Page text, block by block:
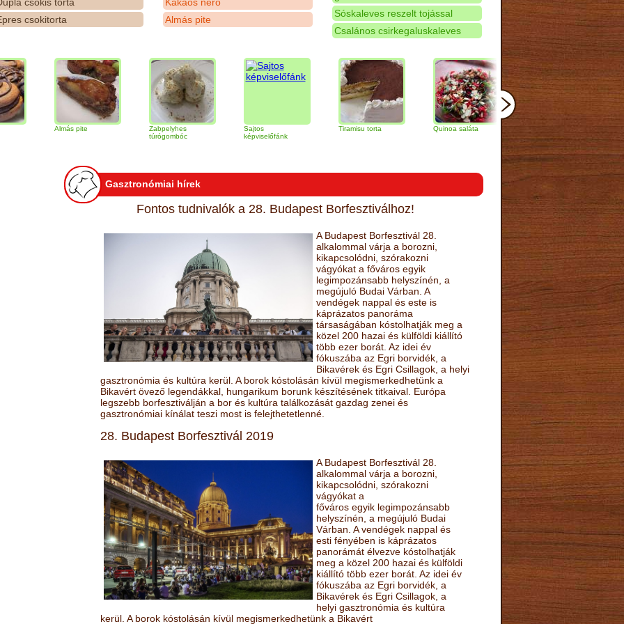
csokitorta
Almás pite
Sóskaleves reszelt tojással
Csalános csirkegaluskaleves
Zabpelyhes
túrógombóc
képviselőfánk
Tiramisu torta Quinoa saláta Mandulás kifli
narancs
Gasztronómiai hírek
Fontos tudnivalók a 28. Budapest Borfesztiválhoz!
A Budapest Borfesztivál 28.
alkalommal várja a borozni,
kikapcsolódni, szórakozni
vágyókat a főváros egyik
legimpozánsabb helyszínén, a
megújuló Budai Várban. A
vendégek nappal és este is
káprázatos panoráma
társaságában kóstolhatják meg a
közel 200 hazai és külföldi kiállító
több ezer borát. Az idei év
fókuszába az Egri borvidék, a
Bikavérek és Egri Csillagok, a helyi
gasztronómia és kultúra kerül. A borok kóstolásán kívül megismerkedhetünk a
Bikavért övező legendákkal, hungarikum borunk készítésének titkaival. Európa
legszebb borfesztiválján a bor és kultúra találkozását gazdag zenei és
gasztronómiai kínálat teszi most is felejthetetlenné.
28. Budapest Borfesztivál 2019
A Budapest Borfesztivál 28.
alkalommal várja a borozni,
kikapcsolódni, szórakozni
vágyókat a
főváros egyik legimpozánsabb
helyszínén, a megújuló Budai
Várban. A vendégek nappal és
esti fényében is káprázatos
panorámát élvezve kóstolhatják
meg a közel 200 hazai és külföldi
kiállító több ezer borát. Az idei év
fókuszába az Egri borvidék, a
Bikavérek és Egri Csillagok, a
helyi gasztronómia és kultúra
kerül. A borok kóstolásán kívül megismerkedhetünk a Bikavért